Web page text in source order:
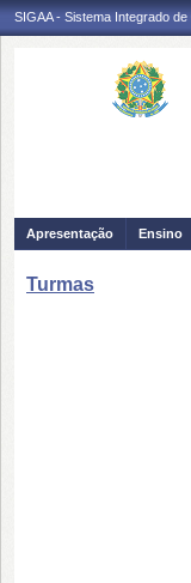
SIGAA - Sistema Integrado
Apresentação Ensino
Turmas